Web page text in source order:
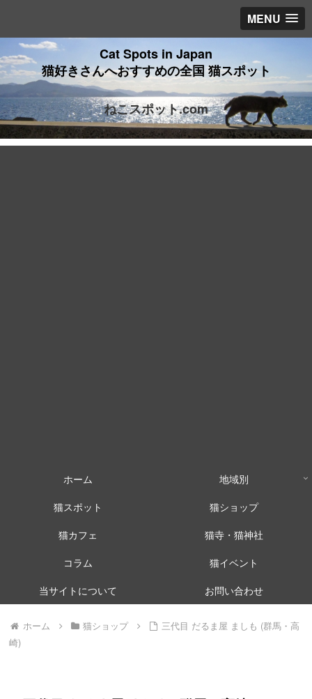
MENU
Cat Spots in Japan
猫好きさんへおすすめの全国 猫スポット
ねこスポット.com
ホーム
地域別
猫スポット
猫ショップ
猫カフェ
猫寺・猫神社
コラム
猫イベント
当サイトについて
お問い合わせ
ホーム 猫ショップ
三代目 だるま屋 ましも (群馬・高
崎)